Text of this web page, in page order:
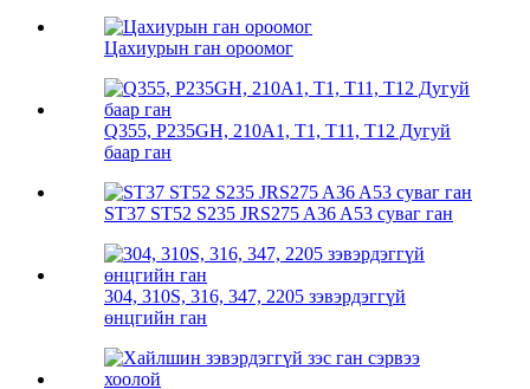
Цахиурын ган ороомог
Q355, P235GH, 210A1, T1, T11, T12 Дугуй
баар ган
ST37 ST52 S235 JRS275 A36 A53 суваг ган
304, 310S, 316, 347, 2205 зэвэрдэггүй
өнцгийн ган